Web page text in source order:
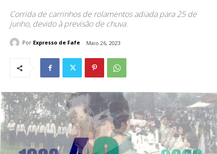
Corrida de carrinhos de rolamentos adiada para 25 de
junho, devido à previsão de chuva.
Por Expresso de Fafe Maio 26, 2023